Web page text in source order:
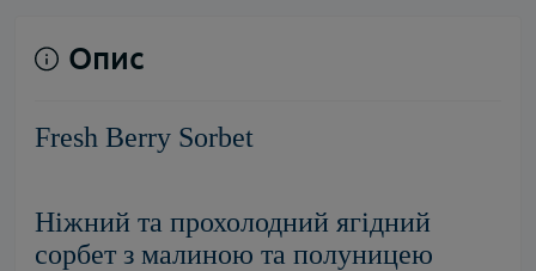
Опис
Fresh Berry Sorbet
Ніжний та прохолодний ягідний
сорбет з малиною та полуницею